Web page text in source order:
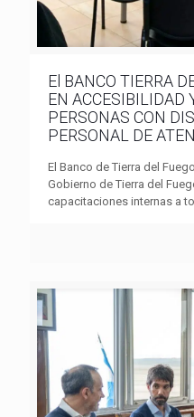
El BANCO TIERRA
EN ACCESIBILIDAD
PERSONAS CON
PERSONAL DE
El Banco de Tierra del
Gobierno de Tierra del
capacitaciones internas a